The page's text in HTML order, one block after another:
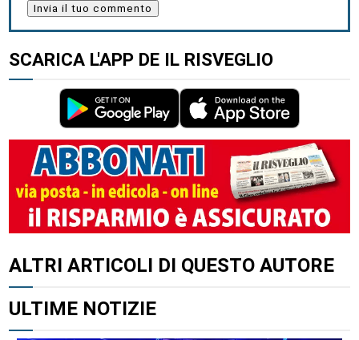
SCARICA L'APP DE IL RISVEGLIO
ALTRI ARTICOLI DI QUESTO AUTORE
ULTIME NOTIZIE